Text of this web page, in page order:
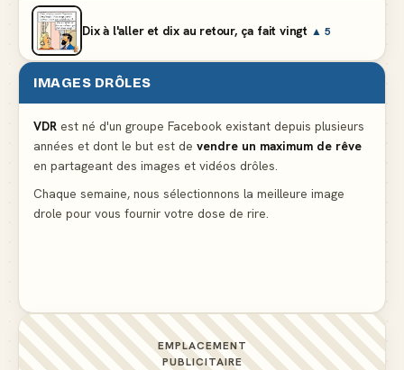
Dix à l'aller et dix au retour, ça fait vingt ▲ 5
Et vous prétendez que la lumière du frigo s'éteint
Lidl propose un climatiseur avec gants de boxe et
protège-dent offerts
IMAGES DRÔLES
VDR est né d'un groupe Facebook existant depuis plusieurs
années et dont le but est de vendre un maximum de rêve
en partageant des images et vidéos drôles.
Chaque semaine, nous sélectionnons la meilleure image
drole pour vous fournir votre dose de rire.
EMPLACEMENT
PUBLICITAIRE